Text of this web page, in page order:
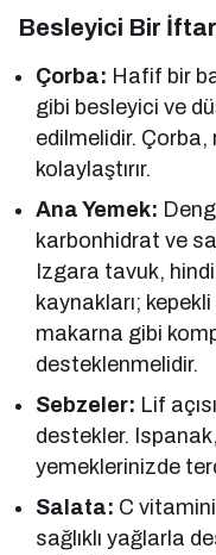
Besleyici Bir İftar
Çorba: Hafif bir
gibi besleyici ve
edilmelidir. Çorba,
kolaylaştırır.
Ana Yemek:
karbonhidrat ve
Izgara tavuk, hindi
kaynakları;
makarna gibi
desteklenmelidir.
Sebzeler: Lif
destekler.
yemeklerinizde
Salata: C
sağlıklı yağlarla